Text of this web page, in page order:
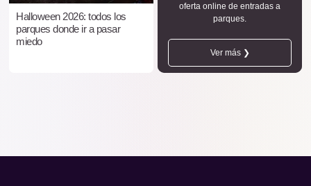
Halloween 2026: todos los
parques donde ir a pasar
miedo
oferta online de entradas a
parques.
Ver más ❯